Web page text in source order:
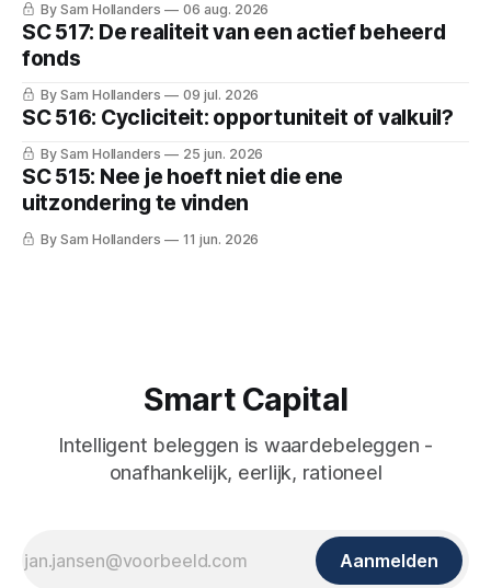
By Sam Hollanders 06 aug. 2026
SC 517: De realiteit van een actief beheerd
fonds
By Sam Hollanders 09 jul. 2026
SC 516: Cycliciteit: opportuniteit of valkuil?
By Sam Hollanders 25 jun. 2026
SC 515: Nee je hoeft niet die ene
uitzondering te vinden
By Sam Hollanders 11 jun. 2026
Smart Capital
Intelligent beleggen is waardebeleggen -
onafhankelijk, eerlijk, rationeel
Aanmelden